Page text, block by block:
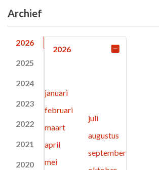
Archief
2026
2025
2024
2023
2022
2021
2020
2026
januari
februari
maart
april
mei
juli
augustus
september